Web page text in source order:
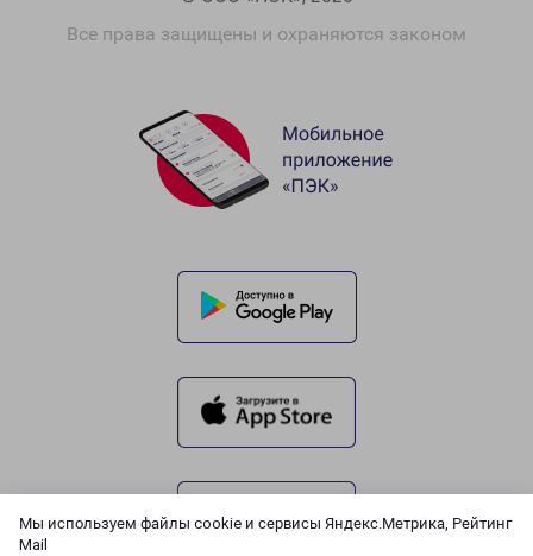
Мы используем файлы cookie и сервисы Яндекс.Метрика, Рейтинг
Mail
Все права защищены и охраняются законом